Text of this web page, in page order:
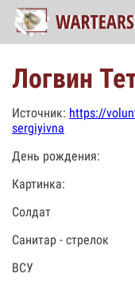
Логвин
Источник: https://
sergiyivna
День рождения:
Картинка:
Солдат
Санитар - стрелок
ВСУ